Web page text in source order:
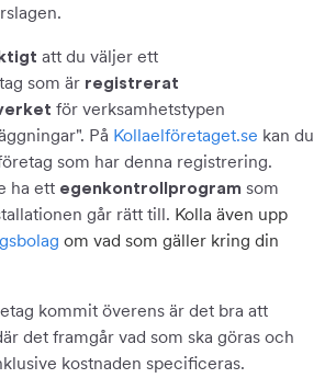
att du väljer ett
som är registrerat
för verksamhetstypen
På Kollaelföretaget.se kan du
som har denna registrering.
ha ett egenkontrollprogram som
går rätt till. Kolla även upp
om vad som gäller kring din
kommit överens är det bra att
det framgår vad som ska göras och
kostnaden specificeras.